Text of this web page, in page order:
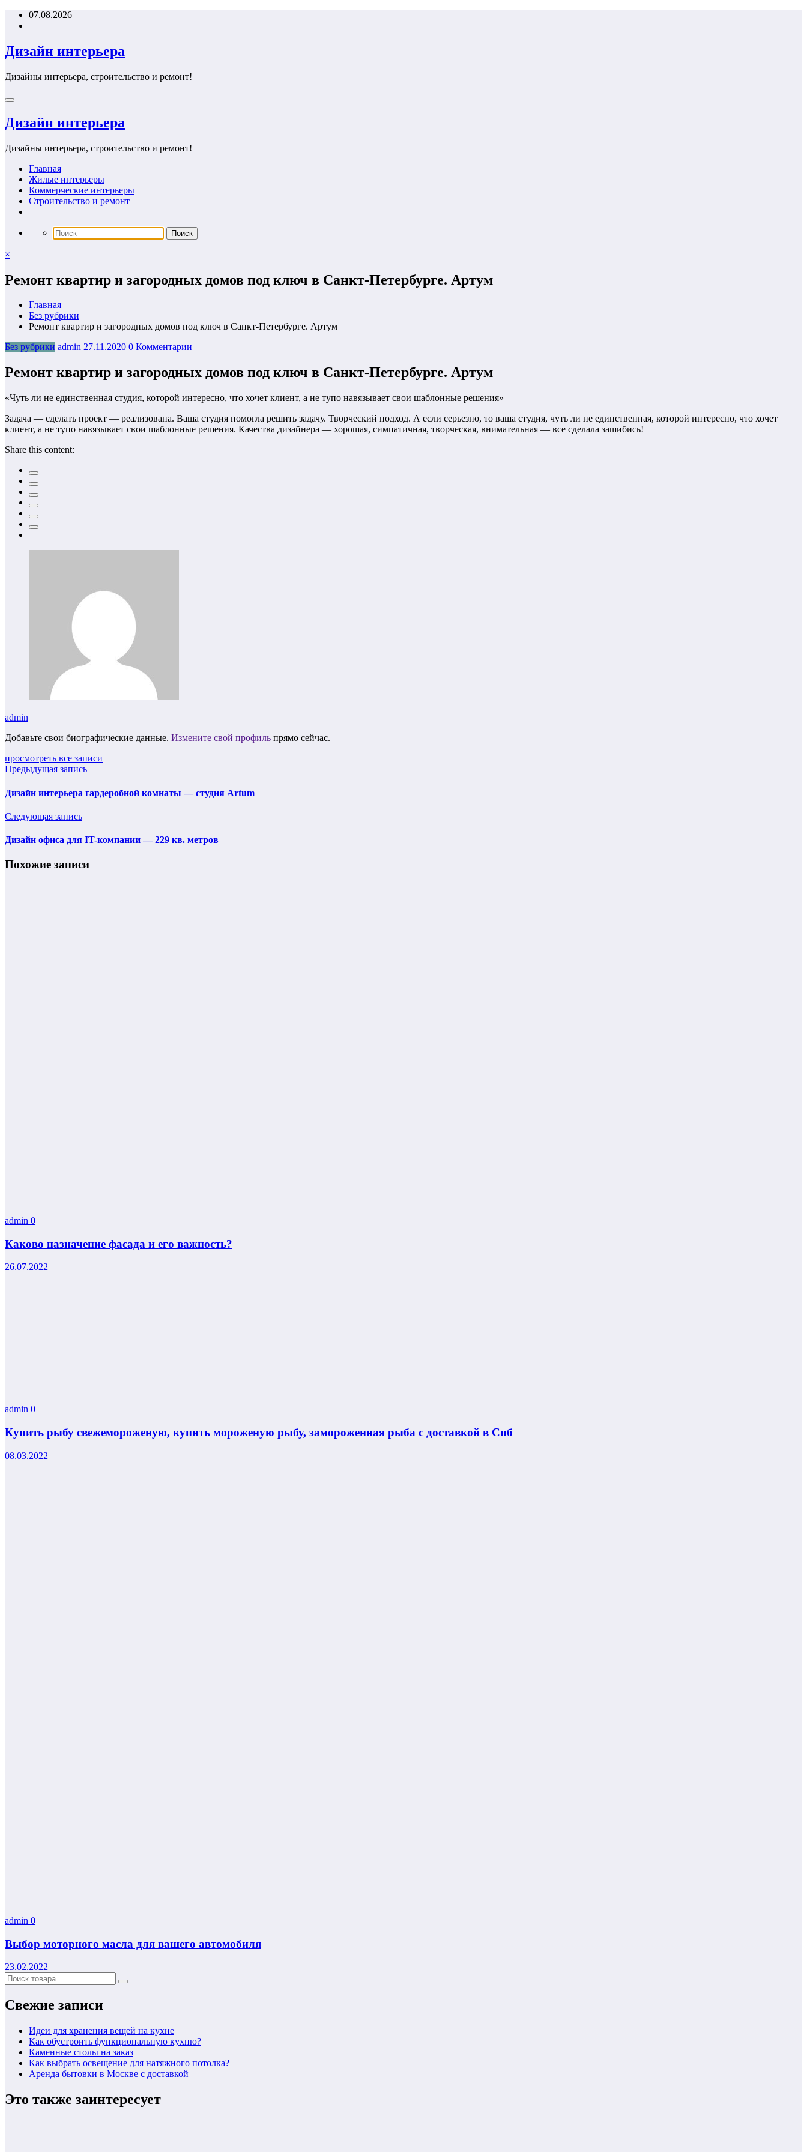
Перейти07.08.2026
Дизайн интерьера
Дизайны интерьера, строительство и ремонт!
Дизайн интерьера
Дизайны интерьера, строительство и ремонт!
Главная
Жилые интерьеры
Коммерческие интерьеры
Строительство и ремонт
×
Ремонт квартир и загородных домов под ключ в Санкт-Петербурге. Артум
Главная
Без рубрики
Ремонт квартир и загородных домов под ключ в Санкт-Петербурге. Артум
Без рубрики admin 27.11.2020 0 Комментарии
Ремонт квартир и загородных домов под ключ в Санкт-Петербурге. Артум
«Чуть ли не единственная студия, которой интересно, что хочет клиент, а не тупо навязывает свои шаблонные решения»
Задача — сделать проект — реализована. Ваша студия помогла решить задачу. Творческий подход. А если серьезно, то ваша студия, чуть ли не единственная, которой интересно, что хочет
клиент, а не тупо навязывает свои шаблонные решения. Качества дизайнера — хорошая, симпатичная, творческая, внимательная — все сделала зашибись!
Share this content:
admin
Добавьте свои биографические данные. Измените свой профиль прямо сейчас.
просмотреть все записи
Предыдущая запись
Дизайн интерьера гардеробной комнаты — студия Artum
Следующая запись
Дизайн офиса для IT-компании — 229 кв. метров
Похожие записи
admin 0
Каково назначение фасада и его важность?
26.07.2022
admin 0
Купить рыбу свежемороженую, купить мороженую рыбу, замороженная рыба с доставкой в Спб
08.03.2022
admin 0
Выбор моторного масла для вашего автомобиля
23.02.2022
Свежие записи
Идеи для хранения вещей на кухне
Как обустроить функциональную кухню?
Каменные столы на заказ
Как выбрать освещение для натяжного потолка?
Аренда бытовки в Москве с доставкой
Это также заинтересует